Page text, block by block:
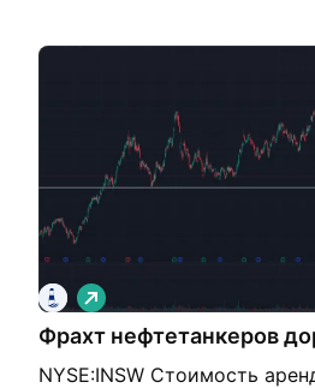
Фрахт нефтетанкеров
NYSE:INSW Стоимость
Д
л
и
н